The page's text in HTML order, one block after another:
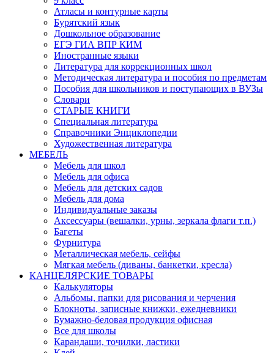
Атласы и контурные карты
Бурятский язык
Дошкольное образование
ЕГЭ ГИА ВПР КИМ
Иностранные языки
Литература для коррекционных школ
Методическая литература и пособия по предметам
Пособия для школьников и поступающих в ВУЗы
Словари
СТАРЫЕ КНИГИ
Специальная литература
Справочники Энциклопедии
Художественная литература
МЕБЕЛЬ
Мебель для школ
Мебель для офиса
Мебель для детских садов
Мебель для дома
Индивидуальные заказы
Аксессуары (вешалки, урны, зеркала флаги т.п.)
Багеты
Фурнитура
Металлическая мебель, сейфы
Мягкая мебель (диваны, банкетки, кресла)
КАНЦЕЛЯРСКИЕ ТОВАРЫ
Калькуляторы
Альбомы, папки для рисования и черчения
Блокноты, записные книжки, ежедневники
Бумажно-беловая продукция офисная
Все для школы
Карандаши, точилки, ластики